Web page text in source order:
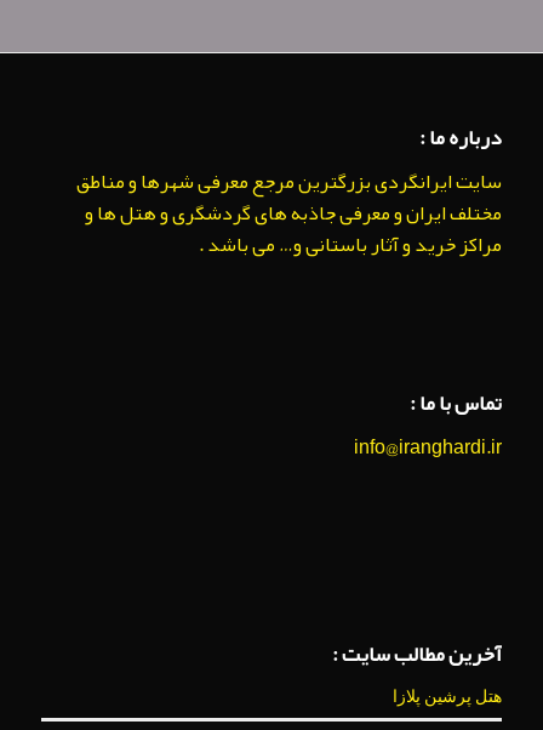
درباره ما :
سایت ایرانگردی بزرگترین مرجع معرفی شهرها و مناطق
مختلف ایران و معرفی جاذبه های گردشگری و هتل ها و
مراکز خرید و آثار باستانی و… می باشد .
تماس با ما :
info@iranghardi.ir
آخرین مطالب سایت :
هتل پرشین پلازا